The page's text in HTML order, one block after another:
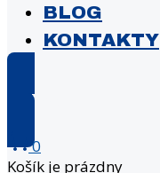
BLOG
KONTAKTY
E-shop
0
Košík je prázdny